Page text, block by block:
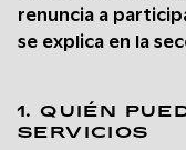
renuncia a
se explica en la
1. QUIÉN
SERVICIOS